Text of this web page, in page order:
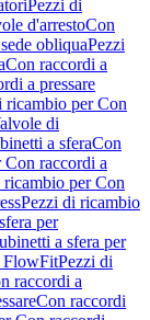
Pezzi di
d'arrestoCon
obliquaPezzi
Con raccordi a
a pressare
ricambio per Con
di
a sferaCon
raccordi a
ricambio per Con
Pezzi di ricambio
per
a sfera per
FlowFitPezzi di
raccordi a
Con raccordi